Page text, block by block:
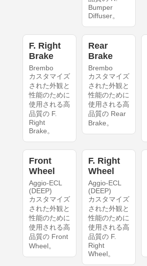
Bumper
Diffuser。
F. Right
Brake
Brembo
カスタマイズ
された外観と
性能のために
使用される高
品質の F.
Right
Brake。
Rear
Brake
Brembo
カスタマイズ
された外観と
性能のために
使用される高
品質の Rear
Brake。
Front
Wheel
Aggio-ECL
(DEEP)
カスタマイズ
された外観と
性能のために
使用される高
品質の Front
Wheel。
F. Right
Wheel
Aggio-ECL
(DEEP)
カスタマイズ
された外観と
性能のために
使用される高
品質の F.
Right
Wheel。